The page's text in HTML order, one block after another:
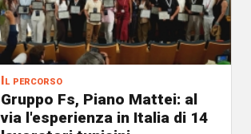
Il percorso
Gruppo Fs, Piano Mattei: al
via l'esperienza in Italia di 14